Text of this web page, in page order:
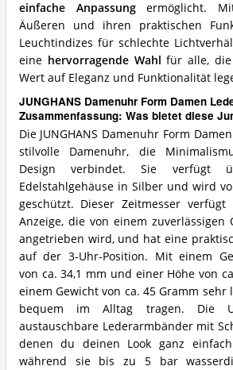
einfache Anpassungermöglicht.
Äußeren und ihren praktischen
Leuchtindizes für schlechte
eine hervorragende Wahl
für alle,
Wert auf Eleganz und Funktionalität
JUNGHANS Damenuhr Form Damen
Zusammenfassung: Was bietet diese
Die JUNGHANS Damenuhr Form
stilvolle Damenuhr, die
Design verbindet. Sie verfügt
Edelstahlgehäuse in Silber und wird
geschützt. Dieser Zeitmesser
Anzeige, die von einem zuverlässigen
angetrieben wird, und hat eine
auf der 3-Uhr-Position. Mit einem
von ca. 34,1 mm und einer Höhe von
einem Gewicht von ca. 45 Gramm
bequem im Alltag tragen. Die
austauschbare Lederarmbänder mit
denen du deinen Look ganz
während sie bis zu 5 bar